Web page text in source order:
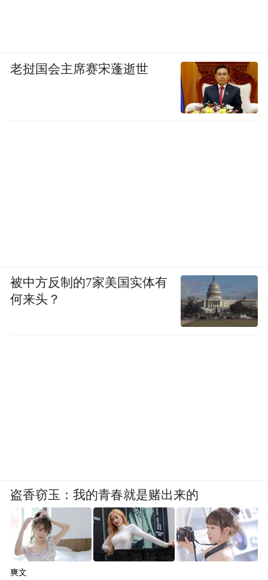
老挝国会主席赛宋蓬逝世
被中方反制的7家美国实体有
何来头？
盗香窃玉：我的青春就是赌出来的
爽文